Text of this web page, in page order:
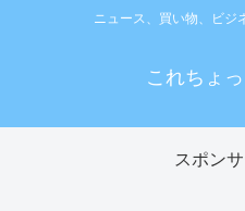
ニュース、買い物、ビジ
これちょ
スポン